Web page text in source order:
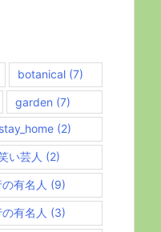
botanical (7)
garden (7)
stay_home(2)
い芸人 (2)
の有名人 (9)
有名人 (3)